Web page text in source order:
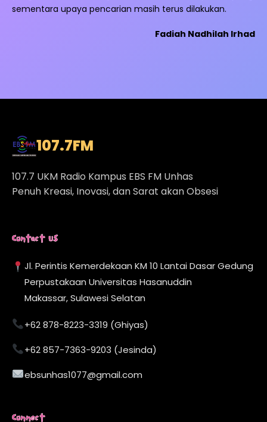
sementara upaya pencarian masih terus dilakukan.
Fadiah Nadhilah Irhad
107.7FM
107.7 UKM Radio Kampus EBS FM Unhas
Penuh Kreasi, Inovasi, dan Sarat akan Obsesi
Contact Us
Jl. Perintis Kemerdekaan KM 10 Lantai Dasar Gedung
Perpustakaan Universitas Hasanuddin
Makassar, Sulawesi Selatan
+62 878-8223-3319 (Ghiyas)
+62 857-7363-9203 (Jesinda)
ebsunhas1077@gmail.com